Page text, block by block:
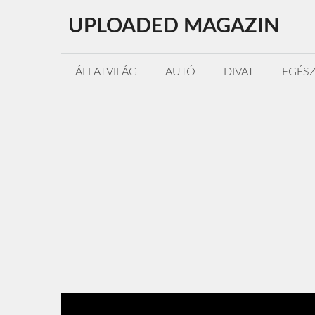
tartalomba
UPLOADED MAGAZIN
ÁLLATVILÁG AUTÓ DIVAT